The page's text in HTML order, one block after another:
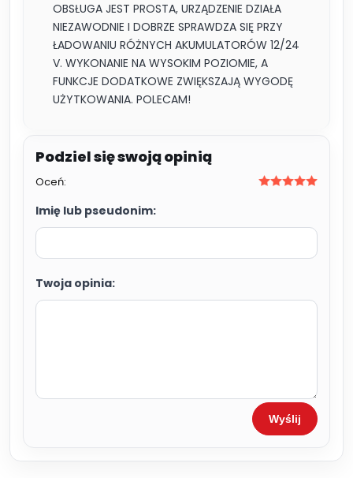
OBSŁUGA JEST PROSTA, URZĄDZENIE DZIAŁA
NIEZAWODNIE I DOBRZE SPRAWDZA SIĘ PRZY
ŁADOWANIU RÓŻNYCH AKUMULATORÓW 12/24
V. WYKONANIE NA WYSOKIM POZIOMIE, A
FUNKCJE DODATKOWE ZWIĘKSZAJĄ WYGODĘ
UŻYTKOWANIA. POLECAM!
Oceń:
Imię lub pseudonim:
Twoja opinia:
Wyślij